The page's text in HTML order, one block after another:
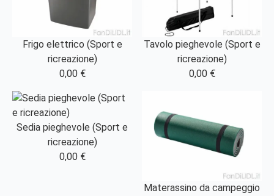
Frigo elettrico (Sport e
ricreazione)
0,00 €
Tavolo pieghevole (Sport e
ricreazione)
0,00 €
Sedia pieghevole (Sport e
ricreazione)
0,00 €
Materassino da campeggio